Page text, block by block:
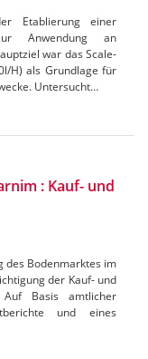
Etablierung einer
zur Anwendung an
war das Scale-
H) als Grundlage für
Untersucht…
: Kauf- und
des Bodenmarktes im
der Kauf- und
Auf Basis amtlicher
und eines